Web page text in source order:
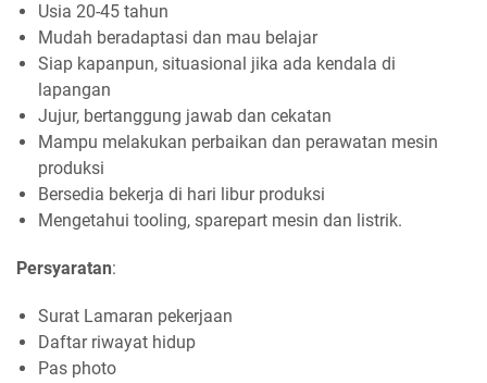
Usia 20-45 tahun
Mudah beradaptasi dan mau belajar
Siap kapanpun, situasional jika ada kendala di
lapangan
Jujur, bertanggung jawab dan cekatan
Mampu melakukan perbaikan dan perawatan mesin
produksi
Bersedia bekerja di hari libur produksi
Mengetahui tooling, sparepart mesin dan listrik.
Persyaratan:
Surat Lamaran pekerjaan
Daftar riwayat hidup
Pas photo